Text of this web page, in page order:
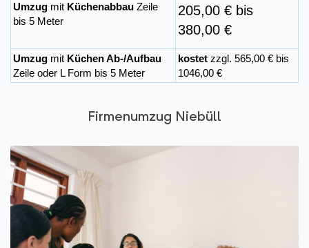
Umzug mit Küchenabbau Zeile
bis 5 Meter
205,00 € bis
380,00 €
Umzug mit Küchen Ab-/Aufbau
Zeile oder L Form bis 5 Meter
kostet zzgl. 565,00 € bis
1046,00 €
Firmenumzug Niebüll